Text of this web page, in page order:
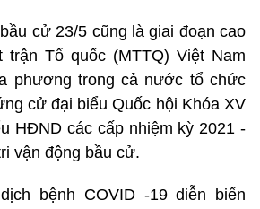
cử 23/5 cũng là giai đoạn cao
trận Tổ quốc (MTTQ) Việt Nam
phương trong cả nước tổ chức
cử đại biểu Quốc hội Khóa XV
HĐND các cấp nhiệm kỳ 2021 -
vận động bầu cử.
bệnh COVID -19 diễn biến